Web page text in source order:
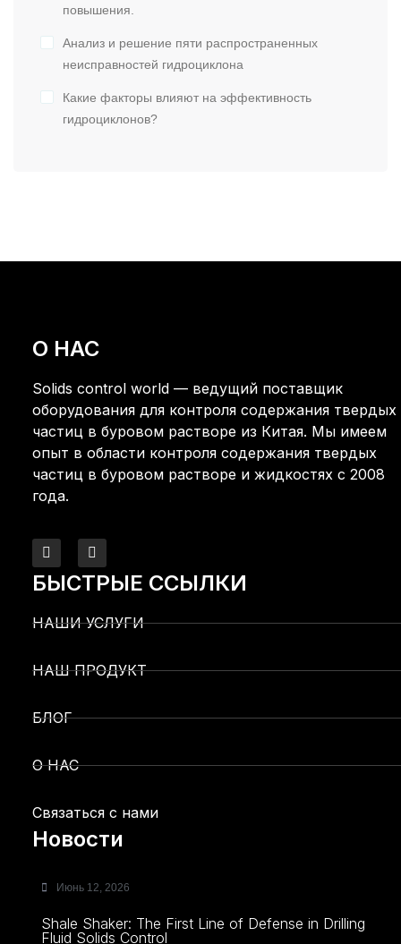
повышения.
Анализ и решение пяти распространенных
неисправностей гидроциклона
Какие факторы влияют на эффективность
гидроциклонов?
О НАС
Solids control world — ведущий поставщик
оборудования для контроля содержания твердых
частиц в буровом растворе из Китая. Мы имеем
опыт в области контроля содержания твердых
частиц в буровом растворе и жидкостях с 2008
года.
БЫСТРЫЕ ССЫЛКИ
НАШИ УСЛУГИ
НАШ ПРОДУКТ
БЛОГ
О НАС
Связаться с нами
Новости
Июнь 12, 2026
Shale Shaker: The First Line of Defense in Drilling
Fluid Solids Control